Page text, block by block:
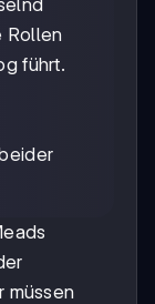
Rollen
führt.
müssen